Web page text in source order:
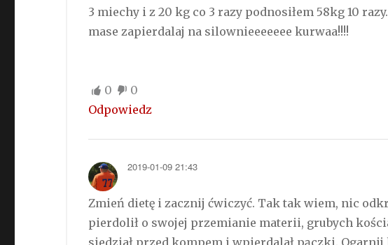
3 miechy i z 20 kg co 3 razy podnosiłem 58kg 10
mase zapierdalaj na silownieeeeeee kurwaa!!!!
0
0
Odpowiedz
2019-01-09 21:43
Zmień dietę i zacznij ćwiczyć. Tak tak wiem, nic
pierdolił o swojej przemianie materii, grubych
siedział przed kompem i wpierdalał pączki.